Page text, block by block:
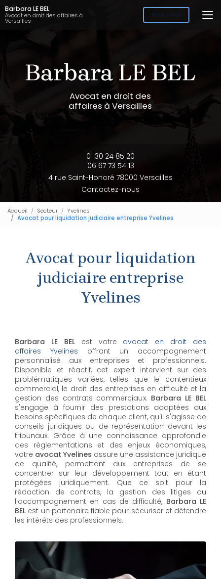
Aller
au
contenu
Barbara LE BEL
Avocat en droit des affaires à
Versailles
Rendez-vous
Avocat en droit des
affaires à Versailles
01 30 24 85 20
06 67 73 54 13
4 rue Saint-Honoré 78000 Versailles
Contactez-nous
Accueil Secteur
Yvelines
Avocat pour liquidation judiciaire entreprise Yvelines
Avocat pour liquidation
judiciaire entreprise
Yvelines
Barbara LE BELest votre avocat en droit des
affaires Yvelines offrant un accompagnement
personnalisé aux entreprises et professionnels.
Disponible et réactif, cet expert intervient sur des
problématiques variées, telles que le contentieux
commercial, le droit des entreprises en difficulté et la
gestion des contrats commerciaux. Barbara LE BEL
s'engage à fournir des prestations adaptées aux
besoins spécifiques de chaque client, qu'il s'agisse de
conseils juridiques ou de représentation devant les
tribunaux. Grâce à une connaissance approfondie
des réglementations et des enjeux économiques,
votre avocat Yvelines assure une assistance juridique
de qualité, permettant aux entreprises de se
concentrer sur leur développement tout en étant
protégées juridiquement. Que ce soit pour la
rédaction de contrats, la gestion des litiges ou
l'accompagnement en cas de difficulté, Barbara LE
BEL​​​​​​​ est un partenaire fiable pour sécuriser et défendre
les intérêts des professionnels.